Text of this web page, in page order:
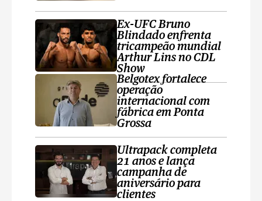
Ex-UFC Bruno
Blindado enfrenta
tricampeão mundial
Arthur Lins no CDL
Show
Belgotex fortalece
operação
internacional com
fábrica em Ponta
Grossa
Ultrapack completa
21 anos e lança
campanha de
aniversário para
clientes